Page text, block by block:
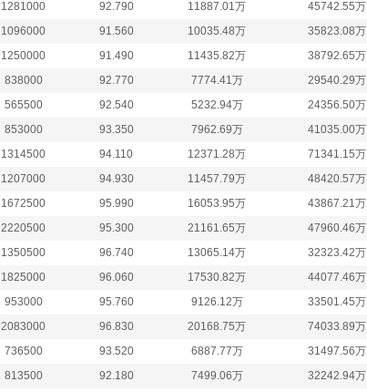
1281000 92.790 11887.01万 45742.55万
1096000 91.560 10035.48万 35823.08万
1250000 91.490 11435.82万 38792.65万
838000 92.770 7774.41万 29540.29万
565500 92.540 5232.94万 24356.50万
853000 93.350 7962.69万 41035.00万
1314500 94.110 12371.28万 71341.15万
1207000 94.930 11457.79万 48420.57万
1672500 95.990 16053.95万 43867.21万
2220500 95.300 21161.65万 47960.46万
1350500 96.740 13065.14万 32323.42万
1825000 96.060 17530.82万 44077.46万
953000 95.760 9126.12万 33501.45万
2083000 96.830 20168.75万 74033.89万
736500 93.520 6887.77万 31497.56万
813500 92.180 7499.06万 32242.94万